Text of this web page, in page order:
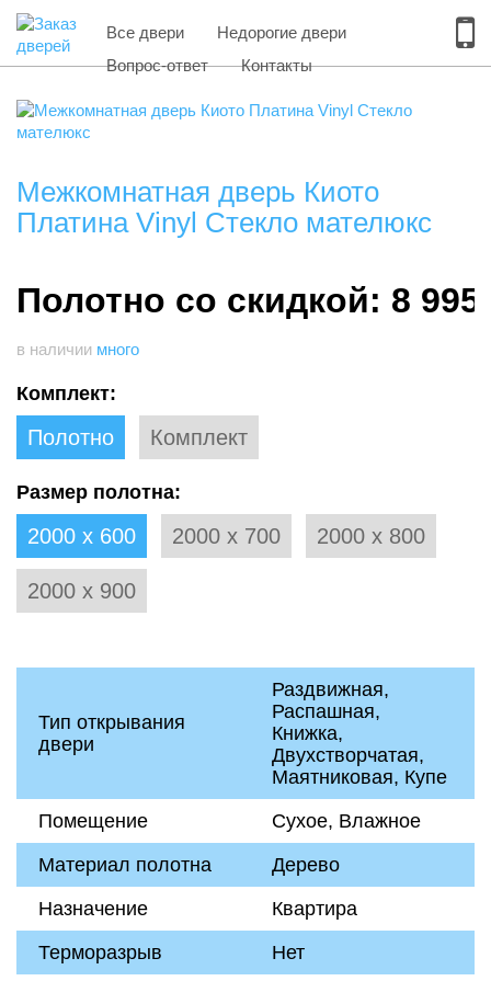
Все двери
Недорогие двери
Вопрос-ответ
Контакты
Межкомнатная дверь Киото
Платина Vinyl Стекло мателюкс
Полотно со скидкой: 8 995
в наличии много
Комплект:
Полотно Комплект
Размер полотна:
2000 х 600 2000 х 700 2000 х 800
2000 х 900
Тип открывания
двери
Раздвижная,
Распашная,
Книжка,
Двухстворчатая,
Маятниковая, Купе
Помещение
Сухое, Влажное
Материал полотна
Дерево
Назначение
Квартира
Терморазрыв
Нет